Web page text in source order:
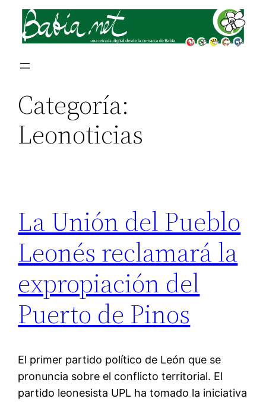
Saltar
contenido
Categoría:
Leonoticias
La Unión del Pueblo
Leonés reclamará la
expropiación del
Puerto de Pinos
El primer partido político de León que se
pronuncia sobre el conflicto territorial. El
partido leonesista UPL ha tomado la iniciativa